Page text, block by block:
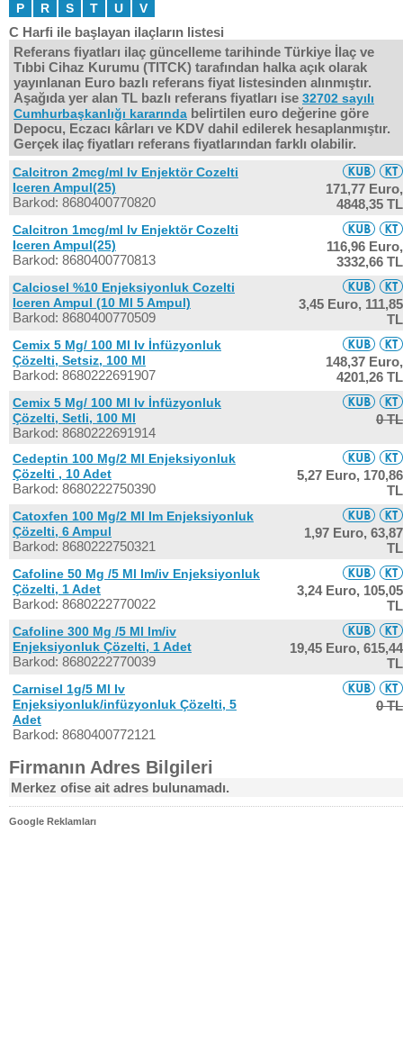
P
R S T U V
C Harfi ile başlayan ilaçların listesi
Referans fiyatları ilaç güncelleme tarihinde Türkiye İlaç ve
Tıbbi Cihaz Kurumu (TITCK) tarafından halka açık olarak
yayınlanan Euro bazlı referans fiyat listesinden alınmıştır.
Aşağıda yer alan TL bazlı referans fiyatları ise 32702 sayılı
Cumhurbaşkanlığı kararında belirtilen euro değerine göre
Depocu, Eczacı kârları ve KDV dahil edilerek hesaplanmıştır.
Gerçek ilaç fiyatları referans fiyatlarından farklı olabilir.
Calcitron 2mcg/ml Iv Enjektör Cozelti
Iceren Ampul(25)
Barkod: 8680400770820
171,77 Euro,
4848,35 TL
Calcitron 1mcg/ml Iv Enjektör Cozelti
Iceren Ampul(25)
Barkod: 8680400770813
116,96 Euro,
3332,66 TL
Calciosel %10 Enjeksiyonluk Cozelti
Iceren Ampul (10 Ml 5 Ampul)
Barkod: 8680400770509
3,45 Euro, 111,85
TL
Cemix 5 Mg/ 100 Ml Iv İnfüzyonluk
Çözelti, Setsiz, 100 Ml
Barkod: 8680222691907
148,37 Euro,
4201,26 TL
Cemix 5 Mg/ 100 Ml Iv İnfüzyonluk
Çözelti, Setli, 100 Ml
Barkod: 8680222691914
0 TL
Cedeptin 100 Mg/2 Ml Enjeksiyonluk
Çözelti , 10 Adet
Barkod: 8680222750390
5,27 Euro, 170,86
TL
Catoxfen 100 Mg/2 Ml Im Enjeksiyonluk
Çözelti, 6 Ampul
Barkod: 8680222750321
1,97 Euro, 63,87
TL
Cafoline 50 Mg /5 Ml Im/iv Enjeksiyonluk
Çözelti, 1 Adet
Barkod: 8680222770022
3,24 Euro, 105,05
TL
Cafoline 300 Mg /5 Ml Im/iv
Enjeksiyonluk Çözelti, 1 Adet
Barkod: 8680222770039
19,45 Euro, 615,44
TL
Carnisel 1g/5 Ml Iv
Enjeksiyonluk/infüzyonluk Çözelti, 5
Adet
Barkod: 8680400772121
0 TL
Firmanın Adres Bilgileri
Merkez ofise ait adres bulunamadı.
Google Reklamları